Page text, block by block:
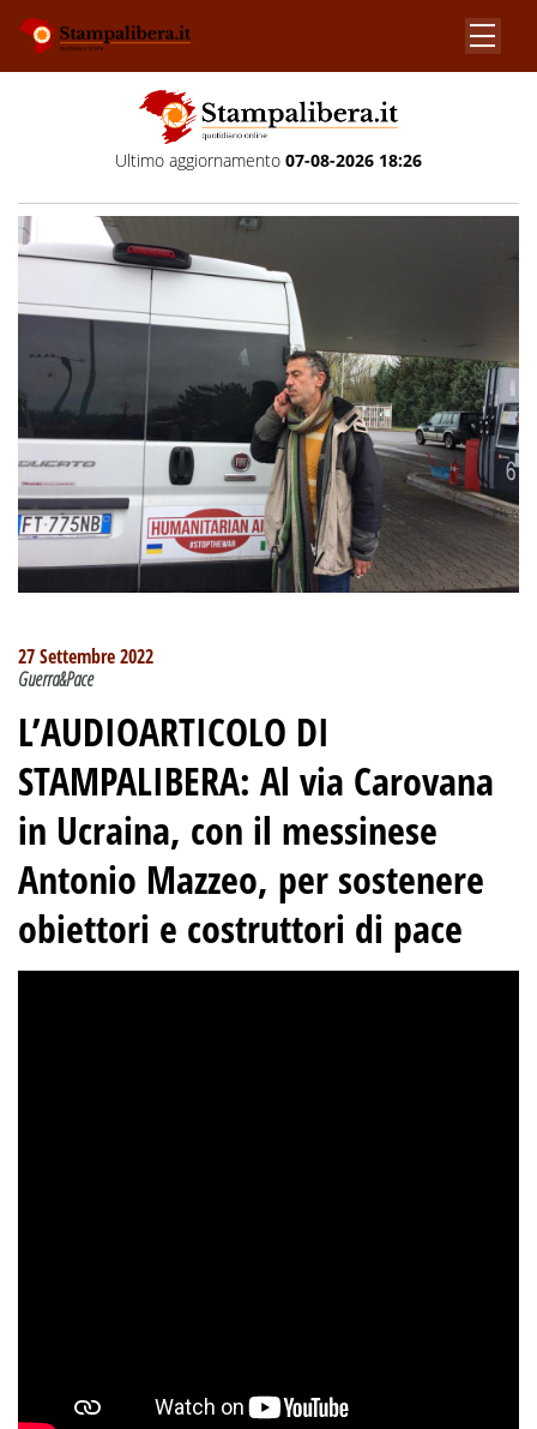
Ultimo aggiornamento 07-08-2026 18:26
27 Settembre 2022
Guerra&Pace
L’AUDIOARTICOLO DI
STAMPALIBERA: Al via Carovana
in Ucraina, con il messinese
Antonio Mazzeo, per sostenere
obiettori e costruttori di pace